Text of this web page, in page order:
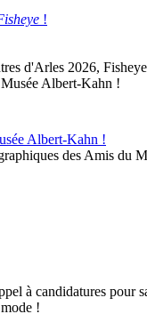
!
d'Arles 2026,
Albert-Kahn !
des Amis du
à candidatures pour